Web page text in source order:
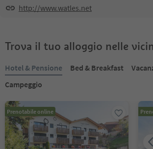
http://www.watles.net
Trova il tuo alloggio nelle
Hotel & Pensione Bed & Breakfast
Campeggio
Prenotabile online